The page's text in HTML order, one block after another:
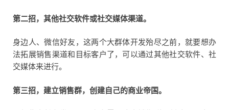
第二招，其他社交软件或社交媒体渠道。
身边人、微信好友，这两个大群体开发殆尽之前，就要想办
法拓展销售渠道和目标客户了，可以通过其他社交软件、社
交媒体来进行。
第三招，建立销售群，创建自己的商业帝国。